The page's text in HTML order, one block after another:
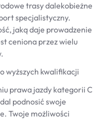
trasy dalekobieżne
specjalistyczny.
jaką daje prowadzenie
ceniona przez wielu
wyższych kwalifikacji
prawa jazdy kategorii C
podnosić swoje
Twoje możliwości